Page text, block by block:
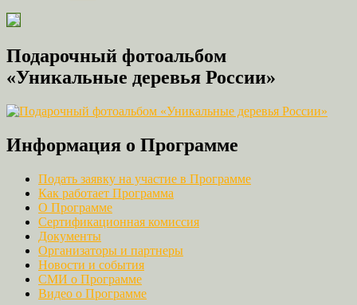
Подарочный фотоальбом
«Уникальные деревья России»
Информация о Программе
Подать заявку на участие в Программе
Как работает Программа
О Программе
Сертификационная комиссия
Документы
Организаторы и партнеры
Новости и события
СМИ о Программе
Видео о Программе